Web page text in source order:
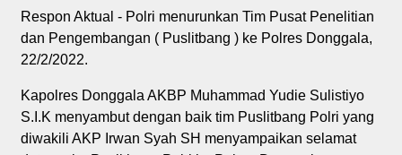
Respon Aktual - Polri menurunkan Tim Pusat Penelitian
dan Pengembangan ( Puslitbang ) ke Polres Donggala,
22/2/2022.
Kapolres Donggala AKBP Muhammad Yudie Sulistiyo
S.I.K menyambut dengan baik tim Puslitbang Polri yang
diwakili AKP Irwan Syah SH menyampaikan selamat